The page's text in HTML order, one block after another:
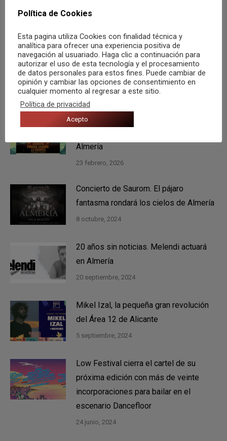
publicaciones
Publicación
siguiente:
Llega el IndieFieston a la Sala Babel
También te puede gustar
Burning, Pancho Varona y JJ Fuentes.
Almería
23 febrero, 2026
Concierto de Saurom. El pájaro
fantasma rondará los cielos de Almería
8 octubre, 2024
20 años sin noticias. Melendi actuará
en Almería
20 septiembre, 2024
Mikel Izal, la pequeña gran revolución
del Área 12 de Alicante
5 septiembre, 2024
Low Festival cierra el cartel de su
próxima edición con más de veinte
incorporaciones para bailar en el
escenario Dancefloor
24 junio, 2024
Política de Cookies
Esta pagina utiliza Cookies con finalidad técnica y
analítica para ofrecer una experiencia positiva de
navegación al usuariado. Haga clic a continuación para
autorizar el uso de esta tecnología y el procesamiento
de datos personales para estos fines. Puede cambiar de
opinión y cambiar las opciones de consentimiento en
cualquier momento al regresar a este sitio.
Política de privacidad
Acepto